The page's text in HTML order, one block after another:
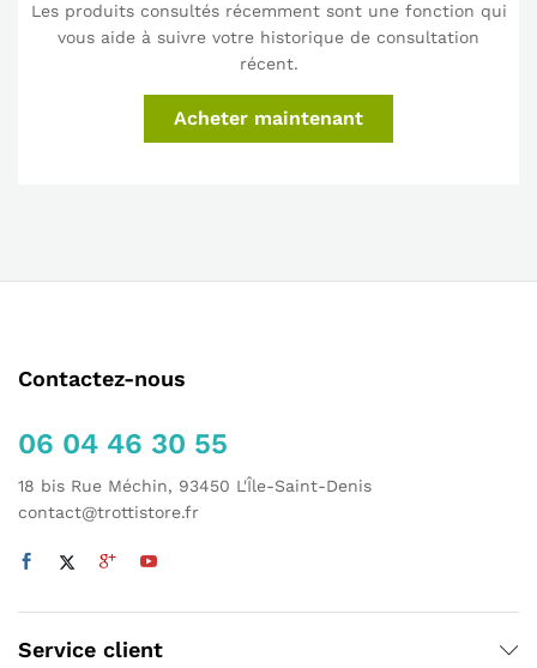
Les produits consultés récemment sont une fonction qui
vous aide à suivre votre historique de consultation
récent.
Acheter maintenant
Contactez-nous
06 04 46 30 55
18 bis Rue Méchin, 93450 L'Île-Saint-Denis
contact@trottistore.fr
Service client